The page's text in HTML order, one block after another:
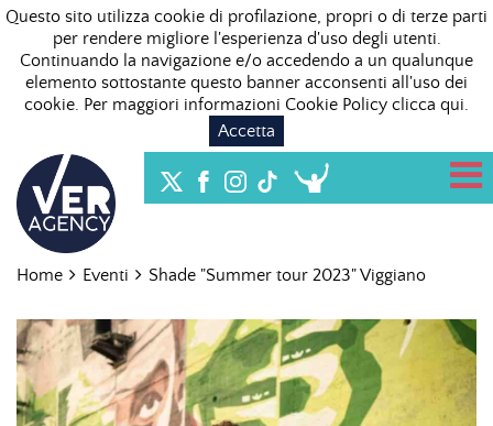
Questo sito utilizza cookie di profilazione, propri o di terze parti
per rendere migliore l'esperienza d'uso degli utenti.
Continuando la navigazione e/o accedendo a un qualunque
elemento sottostante questo banner acconsenti all'uso dei
cookie. Per maggiori informazioni Cookie Policy clicca qui.
Accetta
Home Eventi Shade "Summer tour 2023" Viggiano